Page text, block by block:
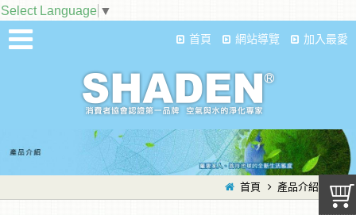
Select Language ▼
首頁 網站導覽 加入最愛
首頁 產品介紹 其他